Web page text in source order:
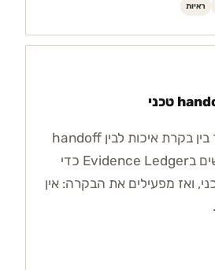
ראיות
התרגיל מחבר בין בקרת איכות לבין handoff
טכני. משתמשים בEvidence Ledger כדי
ואז מפעילים את הבקרה: אין